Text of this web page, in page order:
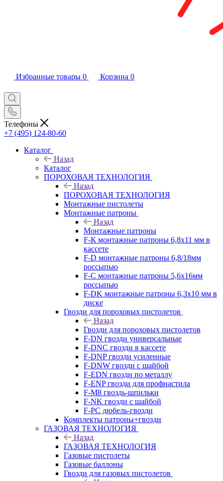
Избранные товары 0 Корзина 0
Телефоны
+7 (495) 124-80-60
Каталог
Назад
Каталог
ПОРОХОВАЯ ТЕХНОЛОГИЯ
Назад
ПОРОХОВАЯ ТЕХНОЛОГИЯ
Монтажные пистолеты
Монтажные патроны
Назад
Монтажные патроны
F-К монтажные патроны 6,8х11 мм в
кассете
F-D монтажные патроны 6,8/18мм
россыпью
F-C монтажные патроны 5,6х16мм
россыпью
F-DK монтажные патроны 6,3х10 мм в
диске
Гвозди для пороховых пистолетов
Назад
Гвозди для пороховых пистолетов
F-DN гвозди универсальные
F-DNC гвозди в кассете
F-DNP гвозди усиленные
F-DNW гвозди с шайбой
F-EDN гвозди по металлу
F-ENP гвозди для профнастила
F-M8 гвоздь-шпильки
F-NK гвозди с шайбой
F-PC дюбель-гвозди
Комплекты патроны+гвозди
ГАЗОВАЯ ТЕХНОЛОГИЯ
Назад
ГАЗОВАЯ ТЕХНОЛОГИЯ
Газовые пистолеты
Газовые баллоны
Гвозди для газовых пистолетов